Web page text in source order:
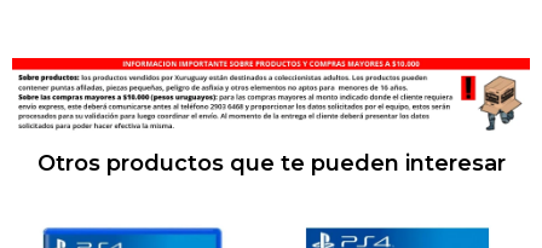
Otros productos que te pueden interesar